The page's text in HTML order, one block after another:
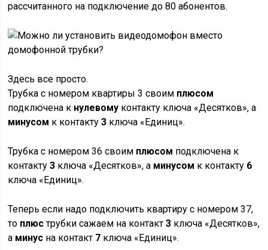
рассчитанного на подключение до 80 абонентов.
Здесь все просто.
Трубка с номером квартиры 3 своим плюсом
подключена к нулевому контакту ключа «Десятков», а
минусом к контакту3 ключа «Единиц».
Трубка с номером 36 своим плюсом подключена к
контакту3 ключа «Десятков», а минусом к контакту 6
ключа «Единиц».
Теперь если надо подключить квартиру с номером 37,
то плюструбки сажаем на контакт3 ключа «Десятков»,
а минус на контакт 7 ключа «Единиц».